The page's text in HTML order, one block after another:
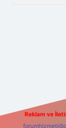
Reklam ve